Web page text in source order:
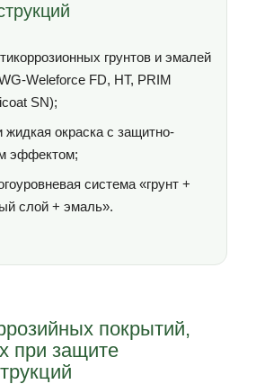
грунтов и эмалей
Weleforce FD, HT, PRIM
SN);
жидкая окраска с защитно-
эффектом;
система «грунт +
слой + эмаль».
покрытий,
при защите